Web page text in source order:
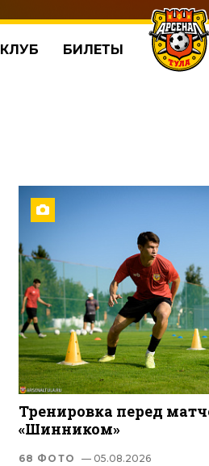
КЛУБ БИЛЕТЫ
Тренировка перед
«Шинником»
68 ФОТО — 05.08.2026